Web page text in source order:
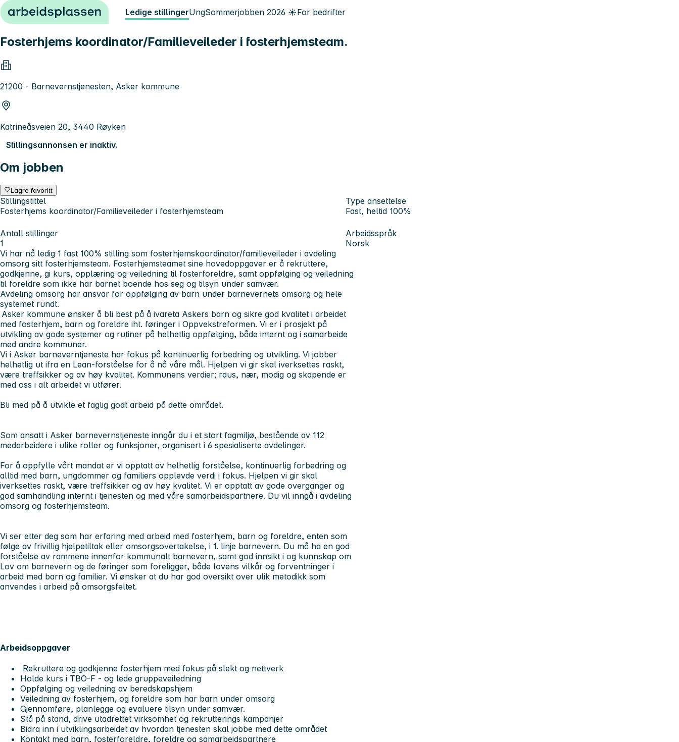
Hopp til innhold Ledige stillingerUngSommerjobben 2026 ☀️For bedrifter
Fosterhjems koordinator/Familieveileder i fosterhjemsteam.
21200 - Barnevernstjenesten, Asker kommune
Katrineåsveien 20, 3440 Røyken
Stillingsannonsen er inaktiv.
Om jobben
Lagre favoritt
Stillingstittel
Fosterhjems koordinator/Familieveileder i fosterhjemsteam
Type ansettelse
Fast, heltid 100%
Antall stillinger
1
Arbeidsspråk
Norsk
Vi har nå ledig 1 fast 100% stilling som fosterhjemskoordinator/familieveileder i avdeling
omsorg sitt fosterhjemsteam. Fosterhjemsteamet sine hovedoppgaver er å rekruttere,
godkjenne, gi kurs, opplæring og veiledning til fosterforeldre, samt oppfølging og veiledning
til foreldre som ikke har barnet boende hos seg og tilsyn under samvær.
Avdeling omsorg har ansvar for oppfølging av barn under barnevernets omsorg og hele
systemet rundt.
Asker kommune ønsker å bli best på å ivareta Askers barn og sikre god kvalitet i arbeidet
med fosterhjem, barn og foreldre iht. føringer i Oppvekstreformen. Vi er i prosjekt på
utvikling av gode systemer og rutiner på helhetlig oppfølging, både internt og i samarbeide
med andre kommuner.
Vi i Asker barneverntjeneste har fokus på kontinuerlig forbedring og utvikling. Vi jobber
helhetlig ut ifra en Lean-forståelse for å nå våre mål. Hjelpen vi gir skal iverksettes raskt,
være treffsikker og av høy kvalitet. Kommunens verdier; raus, nær, modig og skapende er
med oss i alt arbeidet vi utfører.
Bli med på å utvikle et faglig godt arbeid på dette området.
Som ansatt i Asker barnevernstjeneste inngår du i et stort fagmiljø, bestående av 112
medarbeidere i ulike roller og funksjoner, organisert i 6 spesialiserte avdelinger.
For å oppfylle vårt mandat er vi opptatt av helhetlig forståelse, kontinuerlig forbedring og
alltid med barn, ungdommer og familiers opplevde verdi i fokus. Hjelpen vi gir skal
iverksettes raskt, være treffsikker og av høy kvalitet. Vi er opptatt av gode overganger og
god samhandling internt i tjenesten og med våre samarbeidspartnere. Du vil inngå i avdeling
omsorg og fosterhjemsteam.
Vi ser etter deg som har erfaring med arbeid med fosterhjem, barn og foreldre, enten som
følge av frivillig hjelpetiltak eller omsorgsovertakelse, i 1. linje barnevern. Du må ha en god
forståelse av rammene innenfor kommunalt barnevern, samt god innsikt i og kunnskap om
Lov om barnevern og de føringer som foreligger, både lovens vilkår og forventninger i
arbeid med barn og familier. Vi ønsker at du har god oversikt over ulik metodikk som
anvendes i arbeid på omsorgsfeltet.
Arbeidsoppgaver
Rekruttere og godkjenne fosterhjem med fokus på slekt og nettverk
Holde kurs i TBO-F - og lede gruppeveiledning
Oppfølging og veiledning av beredskapshjem
Veiledning av fosterhjem, og foreldre som har barn under omsorg
Gjennomføre, planlegge og evaluere tilsyn under samvær.
Stå på stand, drive utadrettet virksomhet og rekrutterings kampanjer
Bidra inn i utviklingsarbeidet av hvordan tjenesten skal jobbe med dette området
Kontakt med barn, fosterforeldre, foreldre og samarbeidspartnere